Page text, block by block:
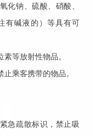
化钠、硫酸、硝酸、
有碱液的）等具有可
等放射性物品。
乘客携带的物品。
急疏散标识，禁止吸